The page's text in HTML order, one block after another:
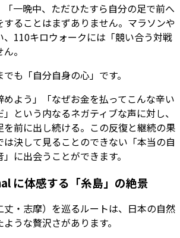
一晩中、ただひたすら自分の足で前へ
ることはまずありません。マラソンや
110キロウォークには「競い合う対戦
。
も「自分自身の心」です。
めよう」「なぜお金を払ってこんな辛い
という内なるネガティブな声に対し、
を前に出し続ける。この反復と継続の果
決して見ることのできない「本当の自
に出会うことができます。
に体感する「糸島」の絶景
・志摩）を巡るルートは、日本の自然
うな贅沢さがあります。